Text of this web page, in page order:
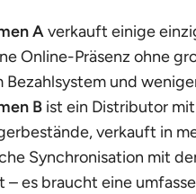
Averkauft einige
Online-Präsenz ohne
Bezahlsystem und
B ist ein Distributor
verkauft in
Synchronisation mit
– es braucht eine